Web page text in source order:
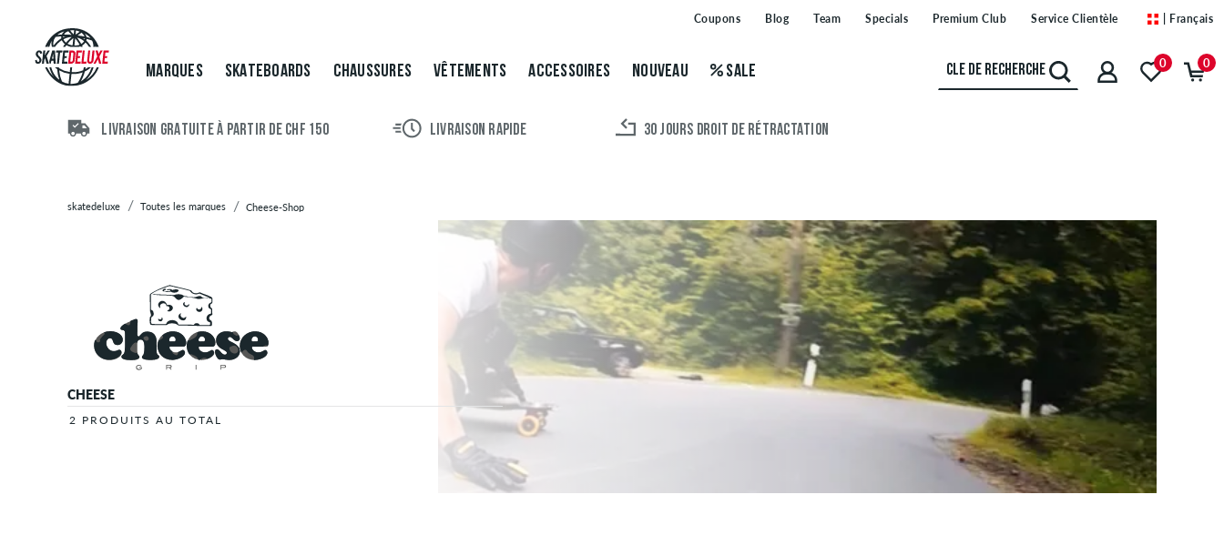
Skateboards
Chaussures
Vêtements
Nouveau
Coupons Blog Team Specials Premium Club Service Clientèle | Français
MARQUES SKATEBOARDS CHAUSSURES VÊTEMENTS ACCESSOIRES NOUVEAU SALE 0 0
LIVRAISON GRATUITE À PARTIR DE CHF 150 LIVRAISON RAPIDE 30 JOURS DROIT DE RÉTRACTATION
skatedeluxe Toutes les marques Cheese-Shop
CHEESE
2 PRODUITS AU TOTAL